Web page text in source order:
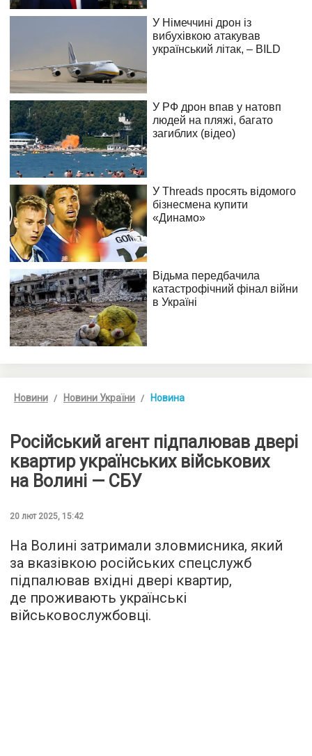
Новини Новини України Новина
Російський агент підпалював двері
квартир українських військових
на Волині — СБУ
20 лют 2025, 15:42
На Волині затримали зловмисника, який
за вказівкою російських спецслужб
підпалював вхідні двері квартир,
де проживають українські
військовослужбовці.